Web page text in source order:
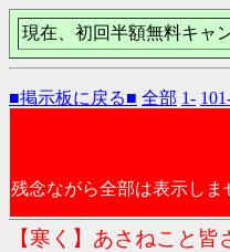
現在、初回半額無料キャ
■掲示板に戻る■ 全部 1-
残念ながら全部は表示しま
【寒く】あさねこと